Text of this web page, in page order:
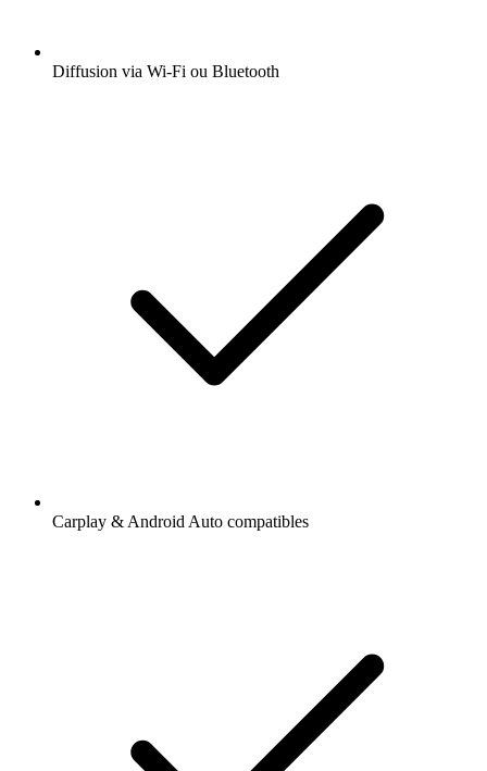
Diffusion via Wi-Fi ou Bluetooth
Carplay & Android Auto compatibles